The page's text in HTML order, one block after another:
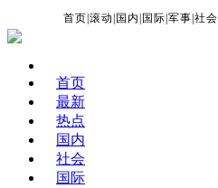
首页 |滚动 国内 国际 |军事 |社会
首页
最新
热点
国内
社会
国际